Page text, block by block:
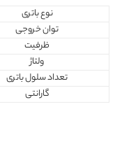
نوع باتری
توان خروجی
ظرفیت
ولتاژ
تعداد سلول باتری
گارانتی